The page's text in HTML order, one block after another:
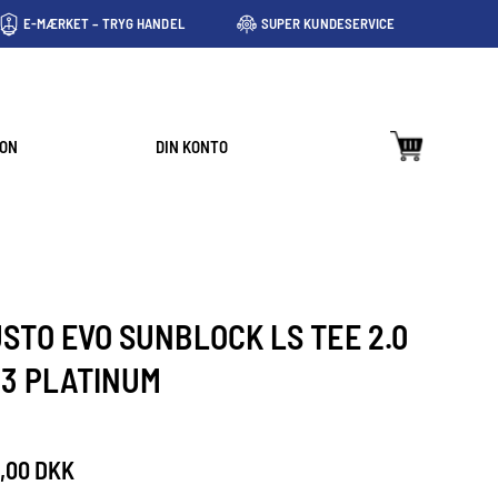
E-MÆRKET – TRYG HANDEL SUPER KUNDESERVICE
DIN KONTO
EVO SUNBLOCK LS TEE 2.0
PLATINUM
DKK